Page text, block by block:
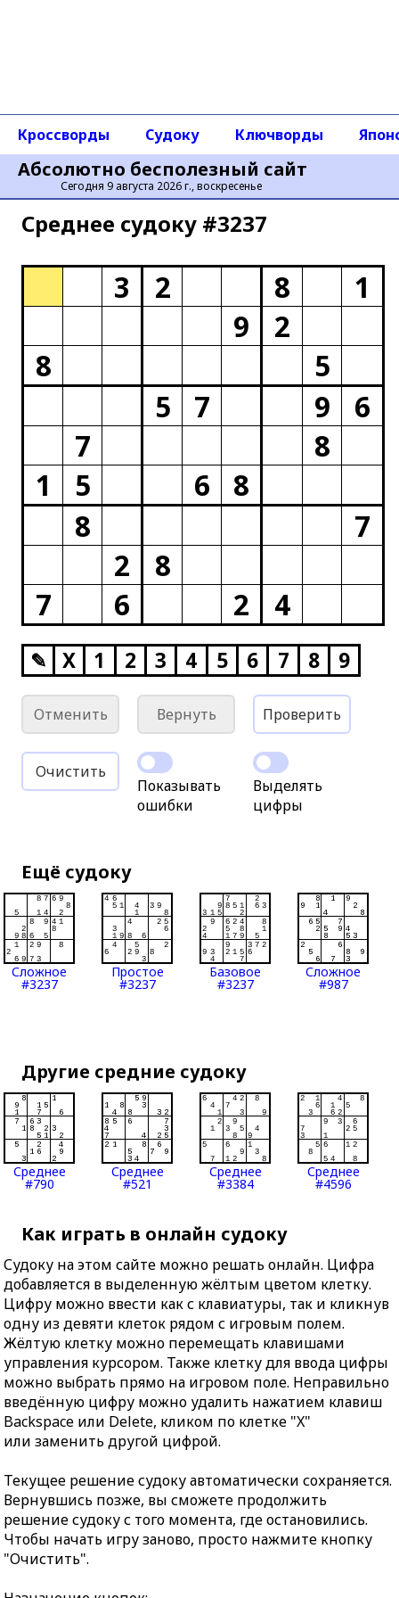
Абсолютно бесполезный сайт
Сегодня 9 августа 2026 г., воскресенье
Кроссворды Судоку Ключворды
Среднее cудоку #3237
3 2 8
1
9
2
8
5
5
7 9
6
7
8
1
5 6
8
8
7
2
8
7
6 2 4
✎ X 1 2 3 4 5 6 7 8 9
Отменить Вернуть Проверить
Очистить
Показывать
ошибки
Выделять
цифры
Ещё судоку
Сложное
#3237
Простое
#3237
Базовое
#3237
Сложное
#987
Другие средние судоку
Среднее
#790
Среднее
#521
Среднее
#3384
Среднее
#4596
Как играть в онлайн судоку
Судоку на этом сайте можно решать онлайн. Цифра
добавляется в выделенную жёлтым цветом клетку.
Цифру можно ввести как с клавиатуры, так и кликнув
одну из девяти клеток рядом с игровым полем.
Жёлтую клетку можно перемещать клавишами
управления курсором. Также клетку для ввода цифры
можно выбрать прямо на игровом поле. Неправильно
введённую цифру можно удалить нажатием клавиш
Backspace или Delete, кликом по клетке "X"
или заменить другой цифрой.
Текущее решение судоку автоматически сохраняется.
Вернувшись позже, вы сможете продолжить
решение судоку с того момента, где остановились.
Чтобы начать игру заново, просто нажмите кнопку
"Очистить".